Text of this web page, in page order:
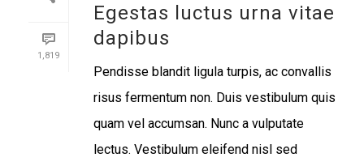
1,819
Egestas luctus urna vitae
dapibus
Pendisse blandit ligula turpis, ac convallis
risus fermentum non. Duis vestibulum quis
quam vel accumsan. Nunc a vulputate
lectus. Vestibulum eleifend nisl sed